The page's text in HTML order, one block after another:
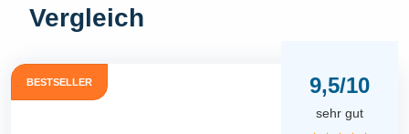
Vergleich
BESTSELLER 9,5/10
sehr gut